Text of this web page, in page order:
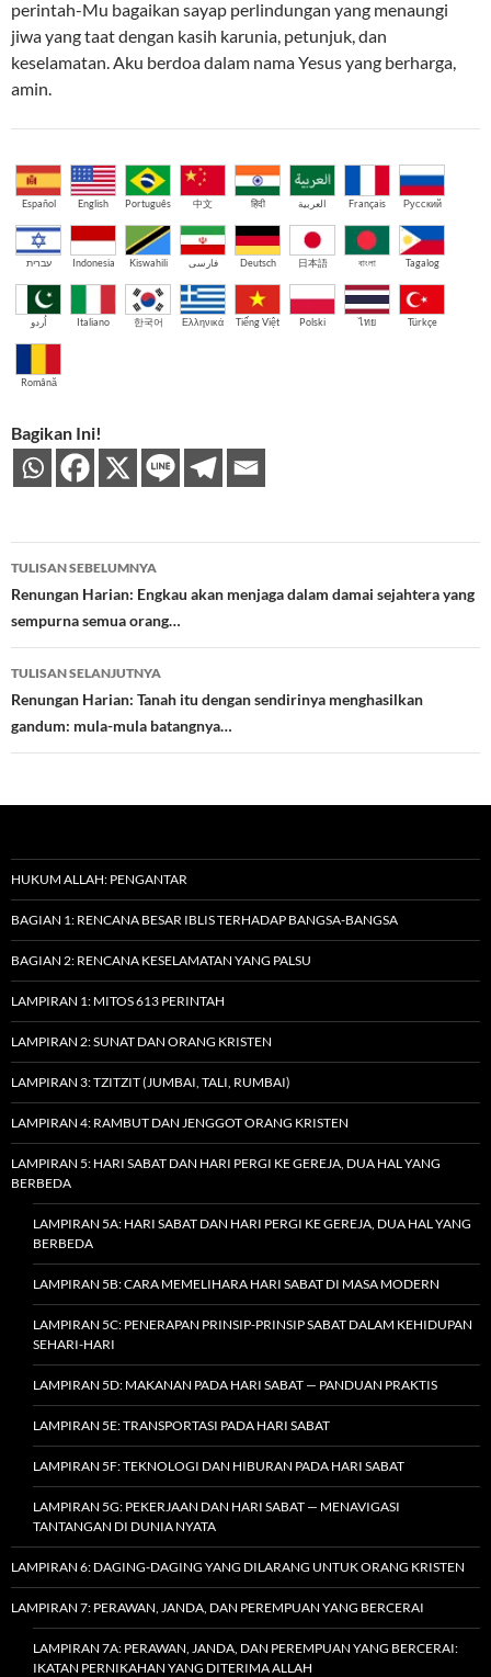
perintah-Mu bagaikan sayap perlindungan yang menaungi
jiwa yang taat dengan kasih karunia, petunjuk, dan
keselamatan. Aku berdoa dalam nama Yesus yang berharga,
amin.
Español English Português 中文 हिंदी العربية Français Русский
עברית Indonesia Kiswahili فارسی Deutsch 日本語 বাংলা Tagalog
اُردو Italiano 한국어 Ελληνικά Tiếng Việt Polski ไทย Türkçe
Română
Bagikan Ini!
Navigasi
Tulisan
TULISAN SEBELUMNYA
Renungan Harian: Engkau akan menjaga dalam damai sejahtera yang
sempurna semua orang…
TULISAN SELANJUTNYA
Renungan Harian: Tanah itu dengan sendirinya menghasilkan
gandum: mula-mula batangnya…
HUKUM ALLAH: PENGANTAR
BAGIAN 1: RENCANA BESAR IBLIS TERHADAP BANGSA-BANGSA
BAGIAN 2: RENCANA KESELAMATAN YANG PALSU
LAMPIRAN 1: MITOS 613 PERINTAH
LAMPIRAN 2: SUNAT DAN ORANG KRISTEN
LAMPIRAN 3: TZITZIT (JUMBAI, TALI, RUMBAI)
LAMPIRAN 4: RAMBUT DAN JENGGOT ORANG KRISTEN
LAMPIRAN 5: HARI SABAT DAN HARI PERGI KE GEREJA, DUA HAL YANG
BERBEDA
LAMPIRAN 5A: HARI SABAT DAN HARI PERGI KE GEREJA, DUA HAL YANG
BERBEDA
LAMPIRAN 5B: CARA MEMELIHARA HARI SABAT DI MASA MODERN
LAMPIRAN 5C: PENERAPAN PRINSIP-PRINSIP SABAT DALAM KEHIDUPAN
SEHARI-HARI
LAMPIRAN 5D: MAKANAN PADA HARI SABAT — PANDUAN PRAKTIS
LAMPIRAN 5E: TRANSPORTASI PADA HARI SABAT
LAMPIRAN 5F: TEKNOLOGI DAN HIBURAN PADA HARI SABAT
LAMPIRAN 5G: PEKERJAAN DAN HARI SABAT — MENAVIGASI
TANTANGAN DI DUNIA NYATA
LAMPIRAN 6: DAGING-DAGING YANG DILARANG UNTUK ORANG KRISTEN
LAMPIRAN 7: PERAWAN, JANDA, DAN PEREMPUAN YANG BERCERAI
LAMPIRAN 7A: PERAWAN, JANDA, DAN PEREMPUAN YANG BERCERAI:
IKATAN PERNIKAHAN YANG DITERIMA ALLAH